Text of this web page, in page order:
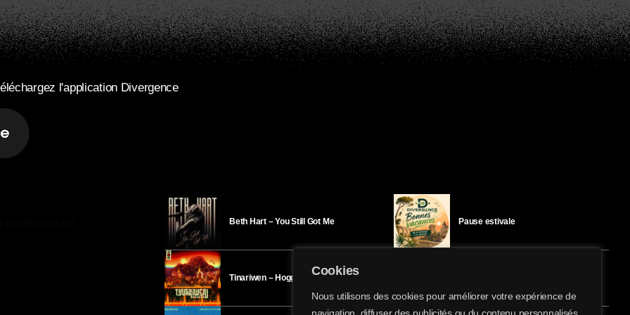
Cookies
Nous utilisons des cookies pour améliorer votre expérience de
l'application Divergence
Beth Hart – You Still Got Me
Tinariwen – Hoggar
Pause estivale